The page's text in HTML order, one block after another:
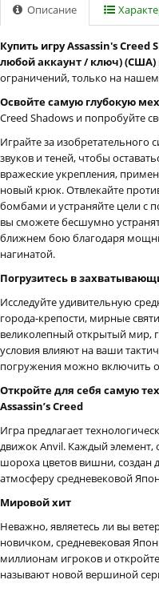
Описание
Купить игру Assassin's Creed
любой аккаунт / ключ) (США)
ограничений, только на
Освойте самую глубокую
Creed Shadows и попробуйте
Играйте за изобретательного
звуков и теней, чтобы
вражеские укрепления,
новый крюк. Отвлекайте
бомбами и устраняйте цели с
вы сможете бесшумно
ближнем бою благодаря
нагинатой.
Погрузитесь в
Исследуйте удивительную
города-крепости, мирные
великолепный открытый мир,
условия влияют на ваши
погружения можно включить
Откройте для себя самую
Assassin’s Creed
Игра предлагает
движок Anvil. Каждый
шороха цветов вишни, создан
атмосферу средневековой
Мировой хит
Неважно, являетесь ли вы
новичком, средневековая
миллионам игроков и
называют новой вершиной